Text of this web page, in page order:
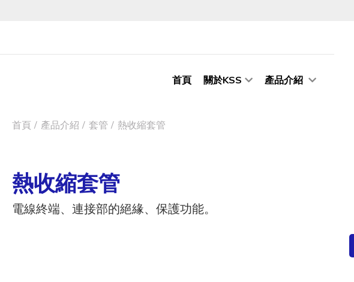
首頁 關於KSS 產品介紹
首頁 產品介紹 套管 熱收縮套管
熱收縮套管
電線終端、連接部的絕緣、保護功能。